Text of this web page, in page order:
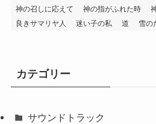
神の召しに応えて
神の指がふれた時
良きサマリヤ人
迷い子の私 道 雪の
カテゴリー
サウンドトラック